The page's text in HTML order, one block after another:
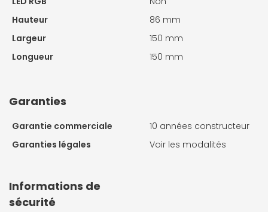
Hauteur
86 mm
Largeur
150 mm
Longueur
150 mm
Garanties
Garantie commerciale
10 années constructeur
Garanties légales
Voir les modalités
Informations de
sécurité